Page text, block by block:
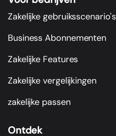
Zakelijke gebruiksscenario's
Business Abonnementen
Zakelijke Features
Zakelijke vergelijkingen
zakelijke passen
Ontdek